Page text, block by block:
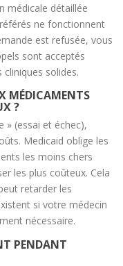
médicale détaillée
ne fonctionnent
est refusée, vous
sont acceptés
cliniques solides.
MÉDICAMENTS
?
» (essai et échec),
Medicaid oblige les
les moins chers
les plus coûteux. Cela
retarder les
si votre médecin
nécessaire.
PENDANT